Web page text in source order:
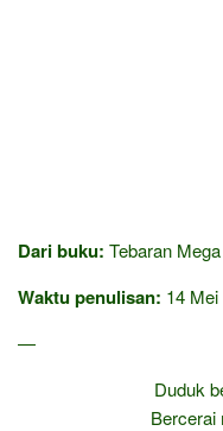
Dari buku: Tebaran Mega
Waktu penulisan: 14
—
Duduk
Bercerai